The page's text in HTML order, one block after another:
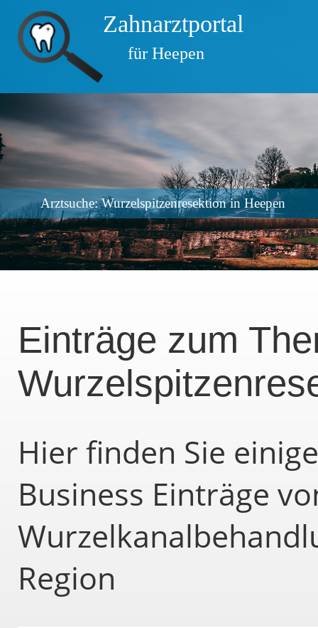
Zahnarztportal
für Heepen
Arztsuche: Wurzelspitzenresektion in Heepen
Einträge zum
Hier finden Sie
Business Einträge
Region